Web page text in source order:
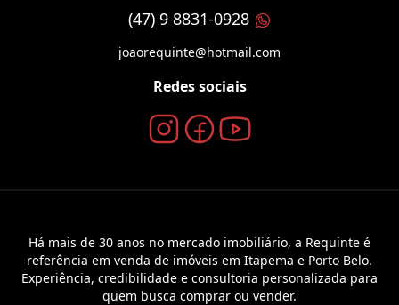
(47) 9 8831-0928
joaorequinte@hotmail.com
Redes sociais
Há mais de 30 anos no mercado imobiliário, a Requinte é
referência em venda de imóveis em Itapema e Porto Belo.
Experiência, credibilidade e consultoria personalizada para
quem busca comprar ou vender.